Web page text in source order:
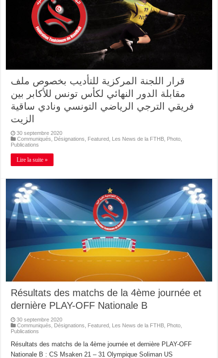
قرار اللجنة المركزية للتأديب بخصوص ملف
مقابلة الدور النهائي لكأس تونس للأكابر بين
فريقي الترجي الرياضي التونسي ونادي ساقية
الزيت
30 septembre 2020
Communiqués
Désignations Featured Les News de la FTHB Photo
Publications
Lire la suite »
Résultats des matchs de la 4ème journée et
dernière PLAY-OFF Nationale B
30 septembre 2020
Communiqués, Désignations, Featured, Les News de la FTHB, Photo,
Publications
Résultats des matchs de la 4ème journée et dernière PLAY-OFF
Nationale B : CS Msaken 21 – 31 Olympique Soliman US